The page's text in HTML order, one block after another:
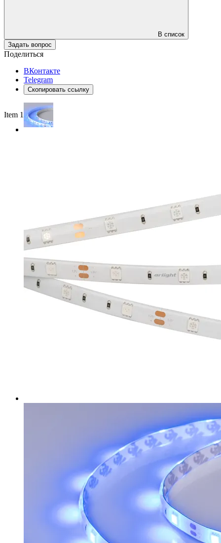
В список
Задать вопрос
Поделиться
ВКонтакте
Telegram
Скопировать ссылку
Item 1 of 3